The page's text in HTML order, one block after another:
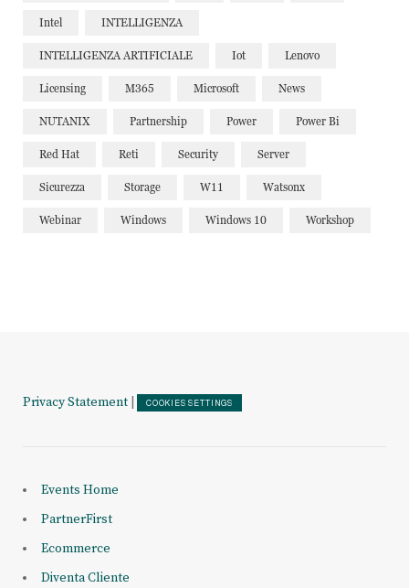
Intel INTELLIGENZA
INTELLIGENZA ARTIFICIALE Iot Lenovo
Licensing M365 Microsoft News
NUTANIX Partnership Power Power Bi
Red Hat Reti Security Server
Sicurezza Storage W11 Watsonx
Webinar Windows Windows 10 Workshop
Privacy Statement COOKIES SETTINGS
Events Home
PartnerFirst
Ecommerce
Diventa Cliente